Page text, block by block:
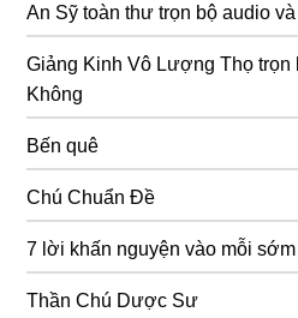
An Sỹ toàn thư trọn bộ audio
Giảng Kinh Vô Lượng Thọ trọn
Không
Bến quê
Chú Chuẩn Đề
7 lời khấn nguyện vào mỗi sớm
Thần Chú Dược Sư